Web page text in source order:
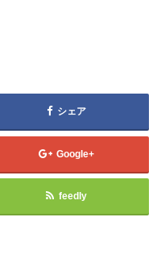
シェア
Google+
feedly